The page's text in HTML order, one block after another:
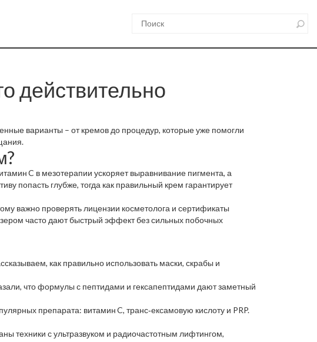
действительно
варианты – от кремов до процедур, которые уже помогли
C в мезотерапии ускоряет выравнивание пигмента, а
попасть глубже, тогда как правильный крем гарантирует
важно проверять лицензии косметолога и сертификаты
часто дают быстрый эффект без сильных побочных
как правильно использовать маски, скрабы и
что формулы с пептидами и гексапептидами дают заметный
препарата: витамин C, транс‑ексамовую кислоту и PRP.
техники с ультразвуком и радиочастотным лифтингом,